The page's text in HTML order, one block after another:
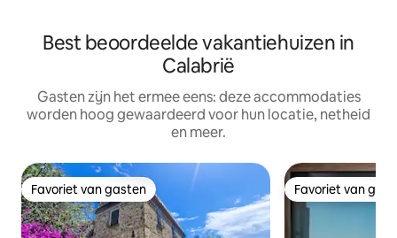
Best beoordeelde vakantiehuizen in
Calabrië
Gasten zijn het ermee eens: deze accommodaties
worden hoog gewaardeerd voor hun locatie, netheid
en meer.
Favoriet van gasten
Favoriet van gasten Favoriet van
Favoriet van